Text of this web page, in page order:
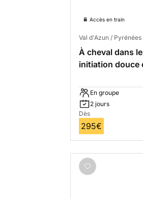
🚆 Accès en train
Val d'Azun / Pyrénées
À cheval dans
initiation douce
En groupe
2 jours
Dès
295€